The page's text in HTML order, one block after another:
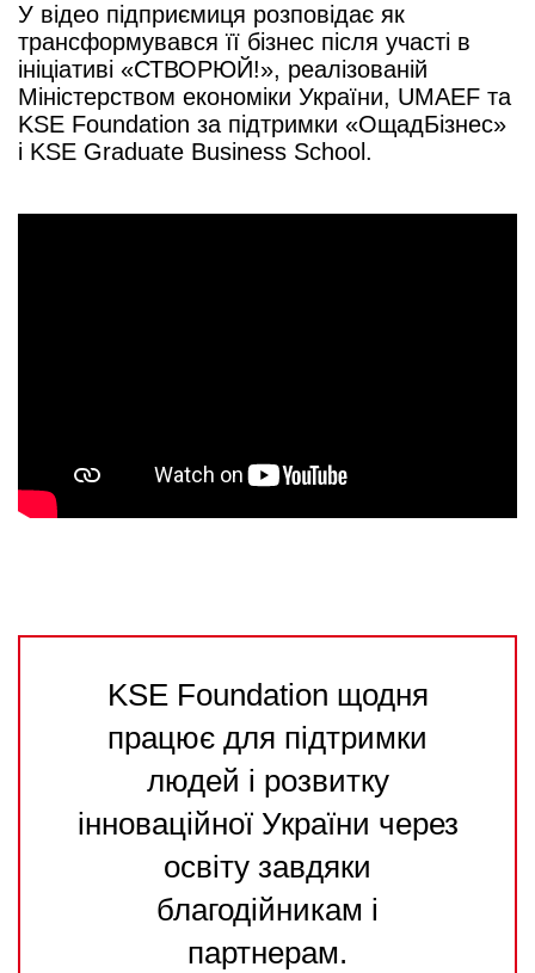
У відео підприємиця розповідає як
трансформувався її бізнес після участі в
ініціативі «СТВОРЮЙ!», реалізованій
Міністерством економіки України, UMAEF та
KSE Foundation за підтримки «ОщадБізнес»
і KSE Graduate Business School.
KSE Foundation щодня
працює для підтримки
людей і розвитку
інноваційної України через
освіту завдяки
благодійникам і
партнерам.